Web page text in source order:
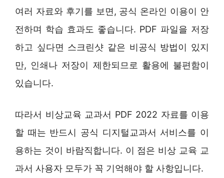
여러 자료와 후기를 보면, 공식 온라인 이용이 안
전하며 학습 효과도 좋습니다. PDF 파일을 저장
하고 싶다면 스크린샷 같은 비공식 방법이 있지
만, 인쇄나 저장이 제한되므로 활용에 불편함이
있습니다.
따라서 비상교육 교과서 PDF 2022 자료를 이용
할 때는 반드시 공식 디지털교과서 서비스를 이
용하는 것이 바람직합니다. 이 점은 비상 교육 교
과서 사용자 모두가 꼭 기억해야 할 사항입니다.